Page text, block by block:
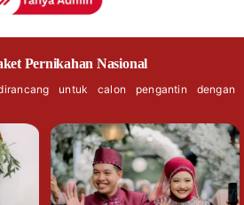
Pernikahan Nasional
untuk calon pengantin dengan